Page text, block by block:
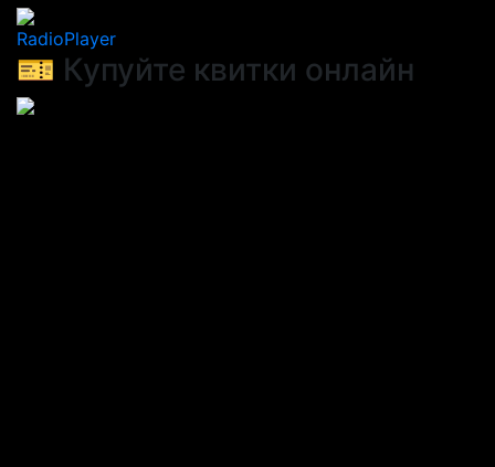
RadioPlayer
🎫 Купуйте квитки онлайн